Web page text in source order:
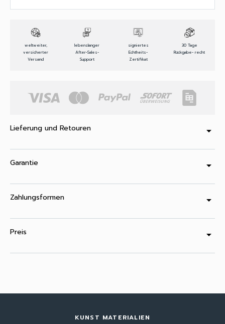
weltweiter,
versicherter
Versand
lebenslanger
After-Sales-
Support
signiertes
Echtheits-
Zertifikat
30 Tage
Rückgabe- recht
Lieferung und Retouren arrow_drop_down
Garantie arrow_drop_down
Zahlungsformen arrow_drop_down
Preis arrow_drop_down
KUNST MATERIALIEN